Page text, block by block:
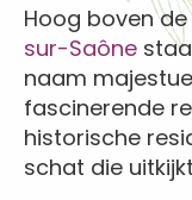
Hoog boven de
sur-Saône
naam
fascinerende
historische
schat die